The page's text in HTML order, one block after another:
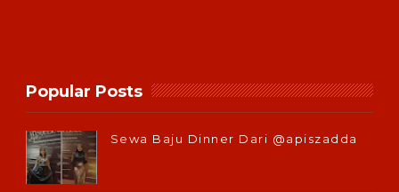
Popular Posts
Sewa Baju Dinner Dari @apiszadda